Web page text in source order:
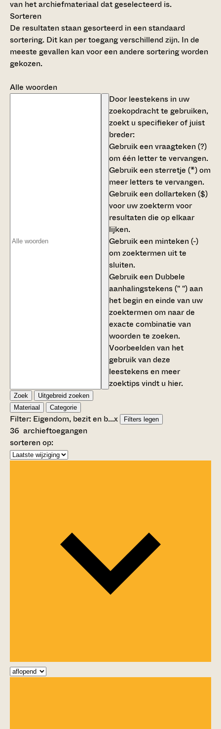
van het archiefmateriaal dat geselecteerd is.
Sorteren
De resultaten staan gesorteerd in een standaard
sortering. Dit kan per toegang verschillend zijn. In de
meeste gevallen kan voor een andere sortering worden
gekozen.
Alle woorden
Door leestekens in uw
zoekopdracht te gebruiken,
zoekt u specifieker of juist
breder:
Gebruik eenvraagteken (?)
om één letter te vervangen.
Gebruik eensterretje (*)om
meer letters te vervangen.
Gebruik eendollarteken ($)
voor uw zoekterm voor
resultaten die op elkaar
lijken.
Gebruik een minteken (-)
om zoektermen uit te
sluiten.
Gebruik een Dubbele
aanhalingstekens (" ")aan
het begin en einde van uw
zoektermen om naar de
exacte combinatie van
woorden te zoeken.
Voorbeelden van het
gebruik van deze
leestekens en meer
zoektips vindt u hier.
Zoek
Uitgebreid zoeken
Materiaal
Categorie
Filter: Eigendom, bezit en b...x Filters legen
36 archieftoegangen
sorteren op: